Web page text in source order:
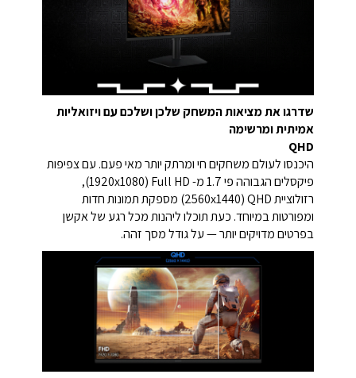
שדרגו את מציאות המשחק שלכן ושלכם עם ויזואליות
אמיתית ומרשימה
QHD
היכנסו לעולם משחקים חי ומרתק יותר מאי פעם. עם צפיפות
פיקסלים הגבוהה פי 1.7 מ- Full HD ‏(1920x1080),
רזולוציית QHD ‏(2560x1440) מספקת תמונות חדות
ומפורטות במיוחד. כעת תוכלו ליהנות מכל רגע של אקשן
בפרטים מדויקים יותר — על גודל מסך זהה.